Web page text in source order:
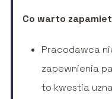
Co warto
Pracodawca
zapewnienia
to kwestia